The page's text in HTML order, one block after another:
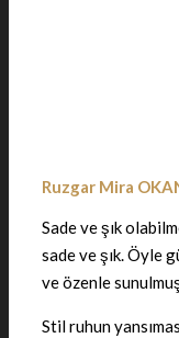
Ruzgar Mira
Sade ve şık
sade ve şık. Öyle
ve özenle
Stil ruhun